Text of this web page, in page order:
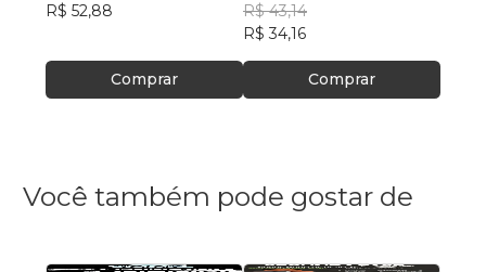
R$ 52,88
Comprar
Práticas Pedagógicas
Cunha dos Santos
R$ 43,14
R$ 34,16
Comprar
Você também pode gostar de